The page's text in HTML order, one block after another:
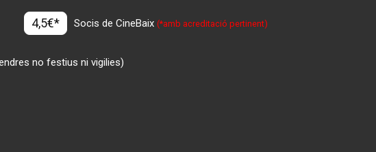
4,5€* Socis de CineBaix(*amb acreditació pertinent)
no festius ni vigilies)